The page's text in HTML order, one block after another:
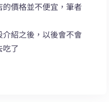
價格並不便宜，筆者
紹之後，以後會不會
了